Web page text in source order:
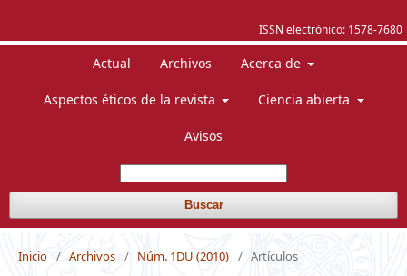
ISSN electrónico: 1578-7680
Actual Archivos Acerca de
Aspectos éticos de la revista Ciencia abierta
Avisos
Buscar
Inicio / Archivos / Núm. 1DU (2010) / Artículos